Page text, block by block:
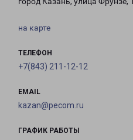
на карте
ТЕЛЕФОН
+7(843) 211-12-12
EMAIL
kazan@pecom.ru
ГРАФИК РАБОТЫ